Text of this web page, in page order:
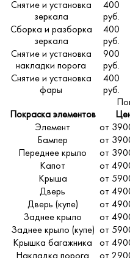
Снятие и установка
зеркала
400
руб.
Сборка и разборка
зеркала
400
руб.
Снятие и установка
накладки порога
900
руб.
Снятие и установка
фары
400
руб.
Покраска элементов
Элемент
от
Бампер
от
Переднее крыло
от
Капот
от
Крыша
от
Дверь
от
Дверь (купе)
от
Заднее крыло
от
Заднее крыло (купе) от
Крышка багажника
от